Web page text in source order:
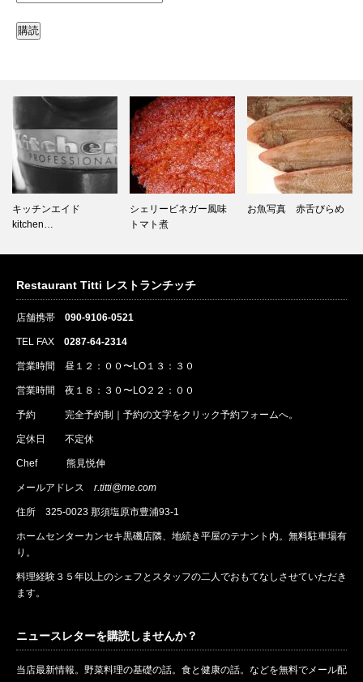
キッチンエイド
kitchen…
シェリービネガー風味
トマト煮
お魚写真 赤舌びらめ
Restaurant Titti レストランチッチ
店舗携帯 090-9106-0521
TEL FAX 0287-64-2314
営業時間 昼１２：００〜LO１３：３０
営業時間 夜１８：３０〜LO２２：００
予約 完全予約制｜ 予約の文字をクリック予約フォームへ。
定休日 不定休
Chef 熊見悦伸
メールアドレス r.titti@me.com
住所 325-0023 那須塩原市豊浦93-1
ホームセンターカンセキ黒磯店隣、地続き平屋のテナント内。無料駐車場有
り。
料理経験３５年以上のシェフとスタッフの二人でおもてなしさせていただき
ます。
ニュースレターを購読しませんか？
当店最新情報。野菜料理の基礎の話。食と健康の話。などを無料でメール配